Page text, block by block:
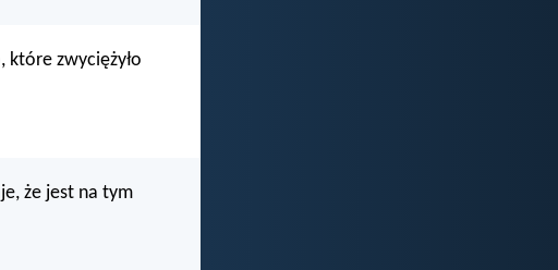
które zwyciężyło
że jest na tym